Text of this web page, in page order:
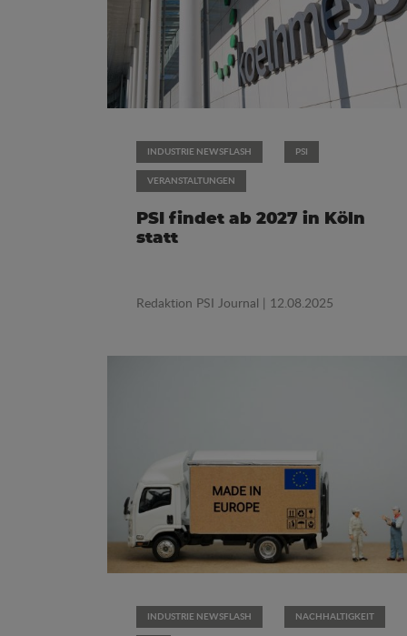
INDUSTRIE NEWSFLASH PSI
VERANSTALTUNGEN
PSI findet ab 2027 in Köln
statt
Redaktion PSI Journal | 12.08.2025
INDUSTRIE NEWSFLASH NACHHALTIGKEIT